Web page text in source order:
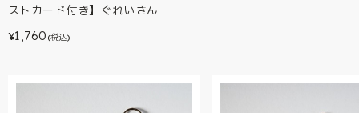
ストカード付き】ぐれいさん
¥1,760 (税込)